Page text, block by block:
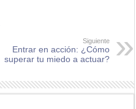
Siguiente
Entrar en acción: ¿Cómo
superar tu miedo a actuar?